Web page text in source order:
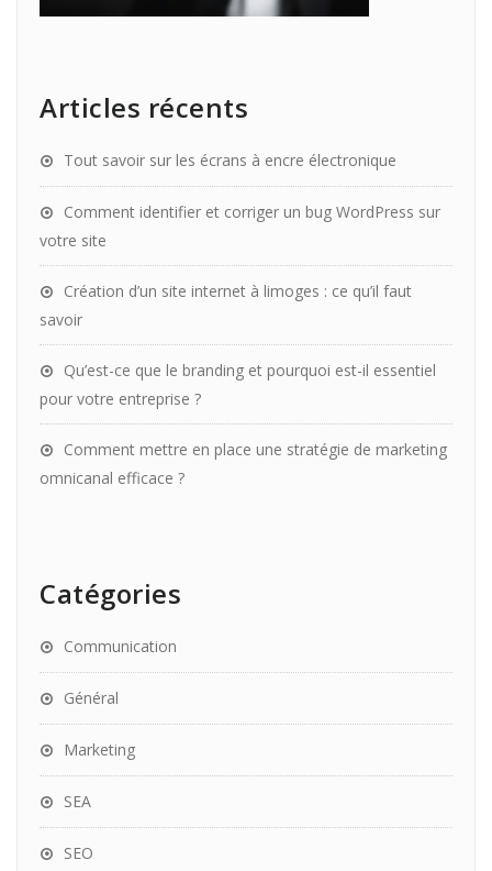
Articles récents
Tout savoir sur les écrans à encre électronique
Comment identifier et corriger un bug WordPress sur
votre site
Création d’un site internet à limoges : ce qu’il faut
savoir
Qu’est-ce que le branding et pourquoi est-il essentiel
pour votre entreprise ?
Comment mettre en place une stratégie de marketing
omnicanal efficace ?
Catégories
Communication
Général
Marketing
SEA
SEO